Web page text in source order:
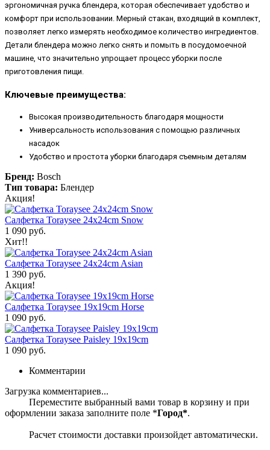
эргономичная ручка блендера, которая обеспечивает удобство и
комфорт при использовании. Мерный стакан, входящий в комплект,
позволяет легко измерять необходимое количество ингредиентов.
Детали блендера можно легко снять и помыть в посудомоечной
машине, что значительно упрощает процесс уборки после
приготовления пищи.
Ключевые преимущества:
Высокая производительность благодаря мощности
Универсальность использования с помощью различных
насадок
Удобство и простота уборки благодаря съемным деталям
Бренд: Bosch
Тип товара: Блендер
Акция!
Салфетка Toraysee 24x24cm Snow
1 090 руб.
Хит!!
Салфетка Toraysee 24x24cm Asian
1 390 руб.
Акция!
Салфетка Toraysee 19x19cm Horse
1 090 руб.
Салфетка Toraysee Paisley 19x19cm
1 090 руб.
Комментарии
Загрузка комментариев...
Переместите выбранный вами товар в корзину и при
оформлении заказа заполните поле *Город*.
Расчет стоимости доставки произойдет автоматически.